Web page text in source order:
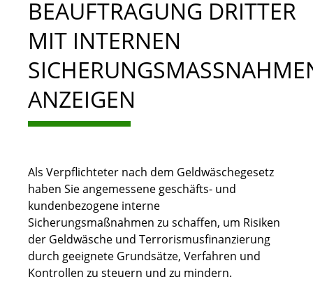
BEAUFTRAGUNG DRITTER
MIT INTERNEN
SICHERUNGSMASSNAHMEN
NZEIGEN
Als Verpflichteter nach dem Geldwäschegesetz
haben Sie angemessene geschäfts- und
kundenbezogene interne
Sicherungsmaßnahmen zu schaffen, um Risiken
der Geldwäsche und Terrorismusfinanzierung
durch geeignete Grundsätze, Verfahren und
Kontrollen zu steuern und zu mindern.